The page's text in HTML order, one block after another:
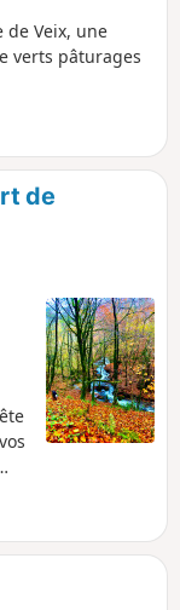
Veix, une
verts pâturages
de